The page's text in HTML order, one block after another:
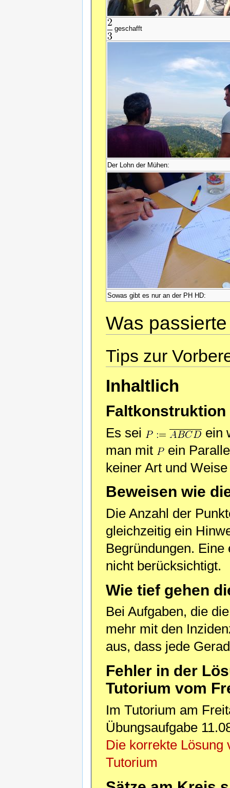
geschafft
Der Lohn der Mühen:
Sowas gibt es nur an der PH HD:
Was
Tips zur
Inhaltlich
Es sei
ein
man mit
ein
keiner Art und
Beweisen wie
Die Anzahl der
gleichzeitig ein
Begründungen.
nicht berücksichtigt.
Wie tief gehen
Bei Aufgaben, die
mehr mit den
aus, dass jede
Fehler in der
Tutorium vom
Im Tutorium am
Übungsaufgabe
Die korrekte Lösung
Tutorium